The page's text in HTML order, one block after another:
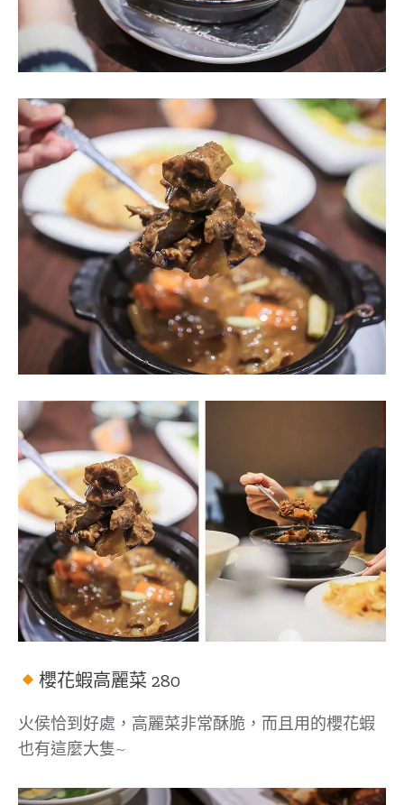
櫻花蝦高麗菜 280
火侯恰到好處，高麗菜非常酥脆，而且用的櫻花蝦
也有這麼大隻~